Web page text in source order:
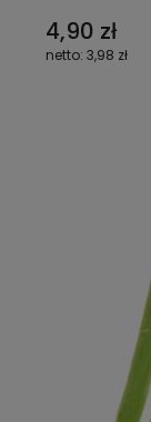
4,90 zł
3,98 zł